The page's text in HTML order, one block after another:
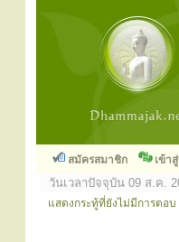
สมัครสมาชิก เข้า
วันเวลาปัจจุบัน 09 ส.ค.
แสดงกระทู้ที่ยังไม่มีการตอบ